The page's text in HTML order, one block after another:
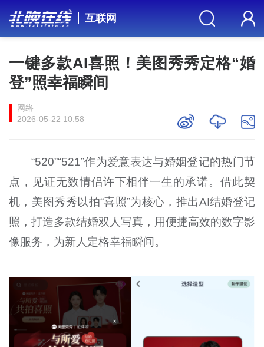
互联网
一键多款AI喜照！美图秀秀定格“婚
登”照幸福瞬间
网络
2026-05-22 10:58
“520”“521”作为爱意表达与婚姻登记的热门节
点，见证无数情侣许下相伴一生的承诺。借此契
机，美图秀秀以拍“喜照”为核心，推出AI结婚登记
照，打造多款结婚双人写真，用便捷高效的数字影
像服务，为新人定格幸福瞬间。